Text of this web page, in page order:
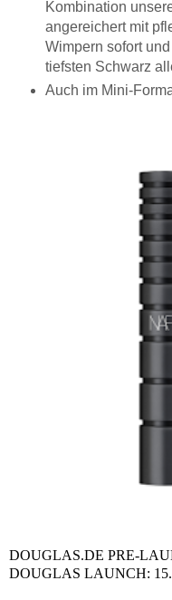
Kombination
angereichert mit
Wimpern sofort
tiefsten Schwarz
Auch im Mini-
DOUGLAS.DE PRE-
DOUGLAS LAUNCH: